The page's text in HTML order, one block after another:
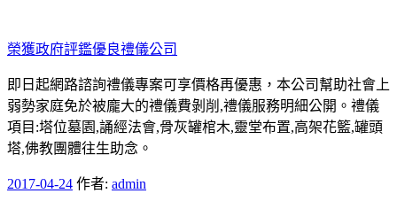
至
主
要
內
容
榮獲政府評鑑優良禮儀公司
即日起網路諮詢禮儀專案可享價格再優惠，本公司幫助社會上
弱勢家庭免於被龐大的禮儀費剝削,禮儀服務明細公開。禮儀
項目:塔位墓園,誦經法會,骨灰罐棺木,靈堂布置,高架花籃,罐頭
塔,佛教團體往生助念。
發
2017-04-24 作者: admin